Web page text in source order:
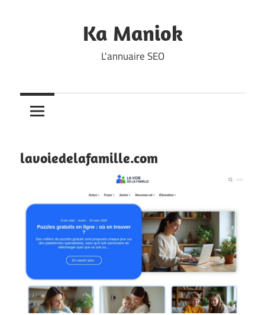
Ka Maniok
L'annuaire SEO
lavoiedelafamille.com